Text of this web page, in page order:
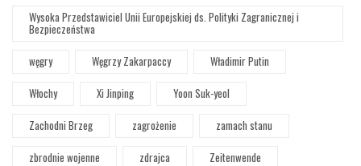
Wysoka Przedstawiciel Unii Europejskiej ds. Polityki Zagranicznej i
Bezpieczeństwa
węgry
Węgrzy Zakarpaccy
Władimir Putin
Włochy
Xi Jinping
Yoon Suk-yeol
Zachodni Brzeg
zagrożenie
zamach stanu
zbrodnie wojenne
zdrajca
Zeitenwende